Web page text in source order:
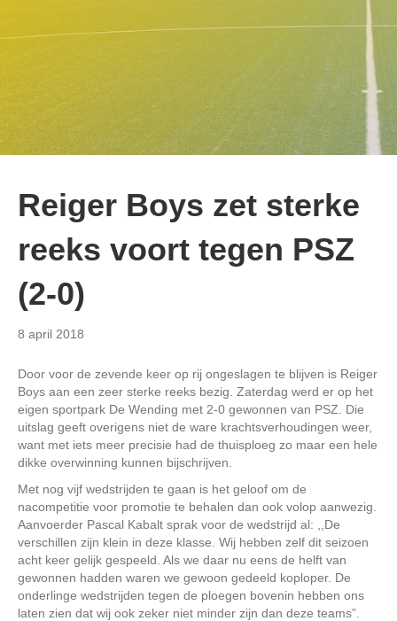
Reiger Boys zet sterke
reeks voort tegen PSZ
(2-0)
8 april 2018
Door voor de zevende keer op rij ongeslagen te blijven is Reiger
Boys aan een zeer sterke reeks bezig. Zaterdag werd er op het
eigen sportpark De Wending met 2-0 gewonnen van PSZ. Die
uitslag geeft overigens niet de ware krachtsverhoudingen weer,
want met iets meer precisie had de thuisploeg zo maar een hele
dikke overwinning kunnen bijschrijven.
Met nog vijf wedstrijden te gaan is het geloof om de
nacompetitie voor promotie te behalen dan ook volop aanwezig.
Aanvoerder Pascal Kabalt sprak voor de wedstrijd al: ,,De
verschillen zijn klein in deze klasse. Wij hebben zelf dit seizoen
acht keer gelijk gespeeld. Als we daar nu eens de helft van
gewonnen hadden waren we gewoon gedeeld koploper. De
onderlinge wedstrijden tegen de ploegen bovenin hebben ons
laten zien dat wij ook zeker niet minder zijn dan deze teams”.